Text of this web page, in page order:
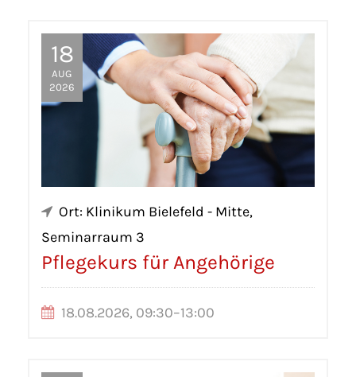
18
AUG
2026
Ort: Klinikum Bielefeld - Mitte,
Seminarraum 3
Pflegekurs für Angehörige
18.08.2026, 09:30–13:00